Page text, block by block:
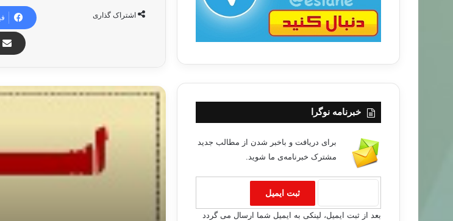
اشتراک گذاری
نمایشنامه ی مام میهن
خبرنامه نوگرا
برای دریافت و باخبر شدن از مطالب جدید
مشترک خبرنامه‌ی ما شوید.
بعد از ثبت ایمیل، لینکی به ایمیل شما ارسال می گردد